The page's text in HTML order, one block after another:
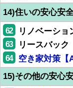
14)住いの安心安
62 リノベーショ
63 リースバック
64
空き家対策【
15)その他の安心